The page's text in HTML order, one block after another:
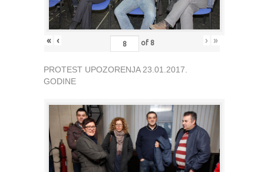
« ‹ of 8 › »
PROTEST UPOZORENJA 23.01.2017.
GODINE